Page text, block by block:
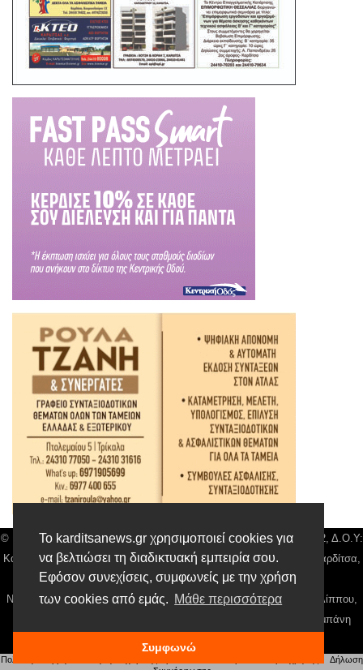
Το karditsanews.gr χρησιμοποιεί cookies για
να βελτιώσει τη διαδικτυακή εμπειρία σου.
Εφόσον συνεχίσεις, συμφωνείς με την χρήση
των cookies από εμάς. Μάθε περισσότερα
Συμφωνώ
© Karditsa News | Διακριτικός Τίτλος: Orion Media, ΑΦΜ: 043750542, Δ.Ο.Υ:
Καρδίτσας, Αρ. Γεμή: 018804431000, Δ/νση: Διάκου 10 τ.κ 43132 Καρδίτσα,
Τηλ: 24410 42500, email:news@karditsanews.gr.
Νόμιμος Εκπρόσωπος, Ιδιοκτήτης και Διαχειριστής: Παναγιώτης Φιλίππου,
Διευθύντρια: Γιαννουσά Βασιλική, Διευθύντιρα Σύνταξης: Μπαλαμπάνη
Βασιλική. Δικαιούχος domain name Παναγιώτης Φιλίππου
Πολιτική απορρήτου
Δήλωση